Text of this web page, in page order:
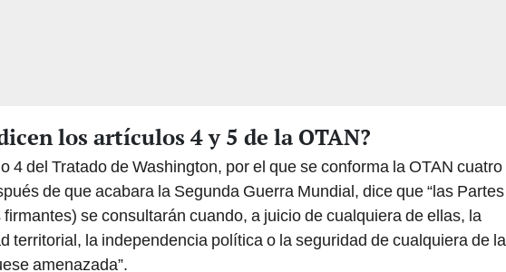
de que acabara la Segunda Guerra Mundial, dice que “las Partes
firmantes) se consultarán cuando, a juicio de cualquiera de ellas, la
territorial, la independencia política o la seguridad de cualquiera de las
amenazada”.
confirma que un misil de “fabricación” rusa cayó sobre su territorio